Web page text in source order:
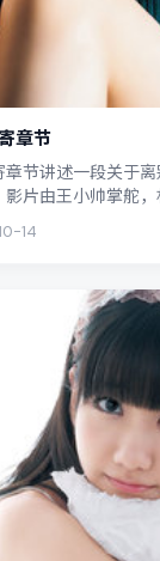
章节
章节讲述一段关于
影片由王小帅掌舵
阪）的城市纹理紧
14